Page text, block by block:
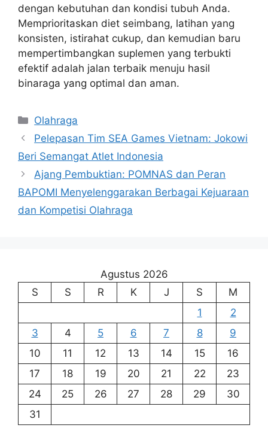
dengan kebutuhan dan kondisi tubuh Anda.
Memprioritaskan diet seimbang, latihan yang
konsisten, istirahat cukup, dan kemudian baru
mempertimbangkan suplemen yang terbukti
efektif adalah jalan terbaik menuju hasil
binaraga yang optimal dan aman.
Kategori
Olahraga
Pelepasan Tim SEA Games Vietnam: Jokowi
Beri Semangat Atlet Indonesia
Ajang Pembuktian: POMNAS dan Peran
BAPOMI Menyelenggarakan Berbagai Kejuaraan
dan Kompetisi Olahraga
Agustus 2026
S
S R K J S
M
1
2
3
4 5 6 7 8
9
10
11 12 13 14 15
16
17
18 19 20 21 22
23
24
25 26 27 28 29
30
31